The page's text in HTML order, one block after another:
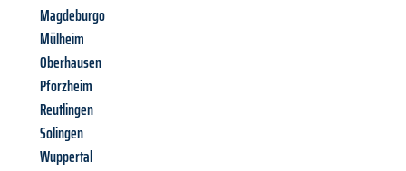
Magdeburgo
Mülheim
Oberhausen
Pforzheim
Reutlingen
Solingen
Wuppertal